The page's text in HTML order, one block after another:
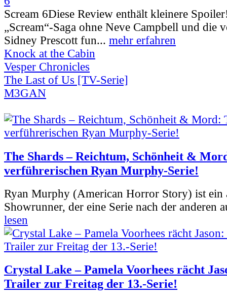
Scream 6Diese Review enthält kleinere
„Scream“-Saga ohne Neve Campbell und die
Sidney Prescott fun... mehr erfahren
Knock at the Cabin
Vesper Chronicles
The Last of Us [TV-Serie]
M3GAN
The Shards – Reichtum, Schönheit &
verführerischen Ryan Murphy-Serie!
Ryan Murphy (American Horror Story) ist ein
Showrunner, der eine Serie nach der anderen
lesen
Crystal Lake – Pamela Voorhees rächt
Trailer zur Freitag der 13.-Serie!